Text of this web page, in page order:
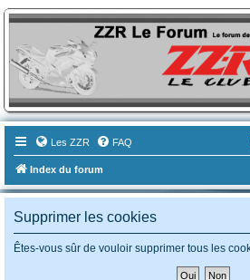
ZZR-Leclub le Forum
Le forum des amoureux des Kawasaki ZZR
Les ZZR FAQ
Index du forum
Supprimer les cookies
Êtes-vous sûr de vouloir supprimer tous les